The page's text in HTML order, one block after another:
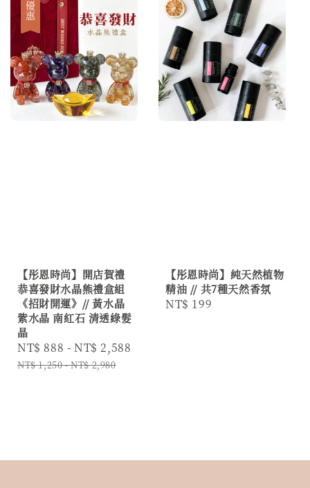
優惠
【彤恩時尚】開店賀禮
恭喜發財水晶熊禮盒組
《招財開運》// 黃水晶
紫水晶 南紅石 清透綠髮
晶
Sale
price
NT$ 888 -NT$ 2,588
NT$ 1,250-NT$ 2,980
【彤恩時尚】純天然植物
精油 // 共7種天然香氛
Regular
NT$ 199